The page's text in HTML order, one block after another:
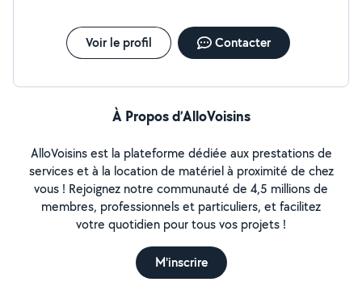
Voir le profil Contacter
À Propos d’AlloVoisins
AlloVoisins est la plateforme dédiée aux prestations de
services et à la location de matériel à proximité de chez
vous ! Rejoignez notre communauté de 4,5 millions de
membres, professionnels et particuliers, et facilitez
votre quotidien pour tous vos projets !
M'inscrire